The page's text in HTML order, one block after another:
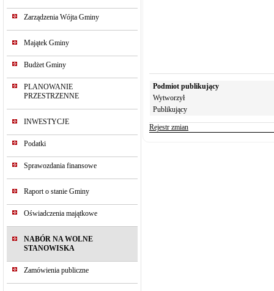
Zarządzenia Wójta Gminy
Majątek Gminy
Budżet Gminy
PLANOWANIE
PRZESTRZENNE
INWESTYCJE
Podatki
Sprawozdania finansowe
Raport o stanie Gminy
Oświadczenia majątkowe
NABÓR NA WOLNE
STANOWISKA
Zamówienia publiczne
Podmiot publikujący
Wytworzył
Publikujący
Rejestr zmian